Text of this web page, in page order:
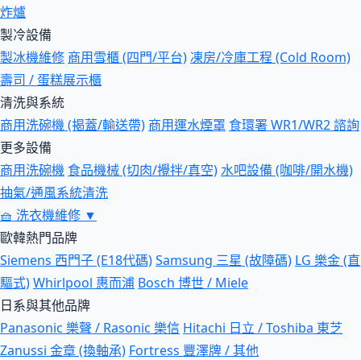
炸爐
製冷設備
製冰機維修 商用雪櫃 (四門/平台)凍房/冷庫工程 (Cold Room)
壽司 / 蛋糕展示櫃
清洗與系統
商用洗碗機 (揭蓋/輸送帶) 商用運水煙罩 食環署 WR1/WR2 諮詢
更多設備
商用洗碗機 食品機械 (切肉/攪拌/真空)水吧設備 (咖啡/開水機)
抽氣/通風系統清洗
🧺 洗衣機維修 ▼
歐韓熱門品牌
Siemens 西門子 (E18代碼)Samsung 三星 (故障碼) LG 樂金 (直
驅式)Whirlpool 惠而浦 Bosch 博世 / Miele
日系與其他品牌
Panasonic 樂聲 / Rasonic 樂信 Hitachi 日立 / Toshiba 東芝
Zanussi 金章 (換軸承) Fortress 豐澤牌 / 其他